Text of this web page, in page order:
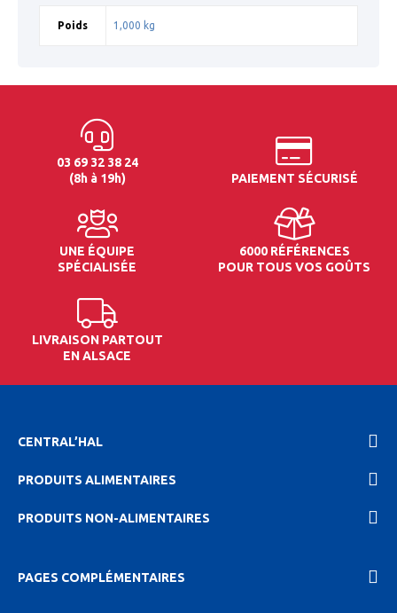
Poids 1,000 kg
03 69 32 38 24
(8h à 19h)
PAIEMENT SÉCURISÉ
UNE ÉQUIPE
SPÉCIALISÉE
6000 RÉFÉRENCES
POUR TOUS VOS GOÛTS
LIVRAISON PARTOUT
EN ALSACE
CENTRAL’HAL
PRODUITS ALIMENTAIRES
PRODUITS NON-ALIMENTAIRES
PAGES COMPLÉMENTAIRES